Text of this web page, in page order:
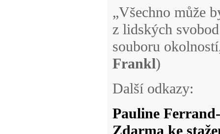
„Všechno může
z lidských
souboru
Frankl)
Další odkazy:
Pauline
Zdarma ke